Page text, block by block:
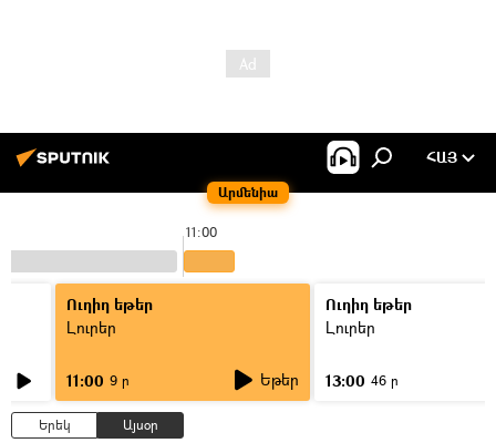
Արմենիա
ՀԱՅ
11:00
Ուղիղ եթեր
Լուրեր
11:00 9 ր Եթեր
Ուղիղ եթեր
Լուրեր
13:00 46 ր
Երեկ Այսօր